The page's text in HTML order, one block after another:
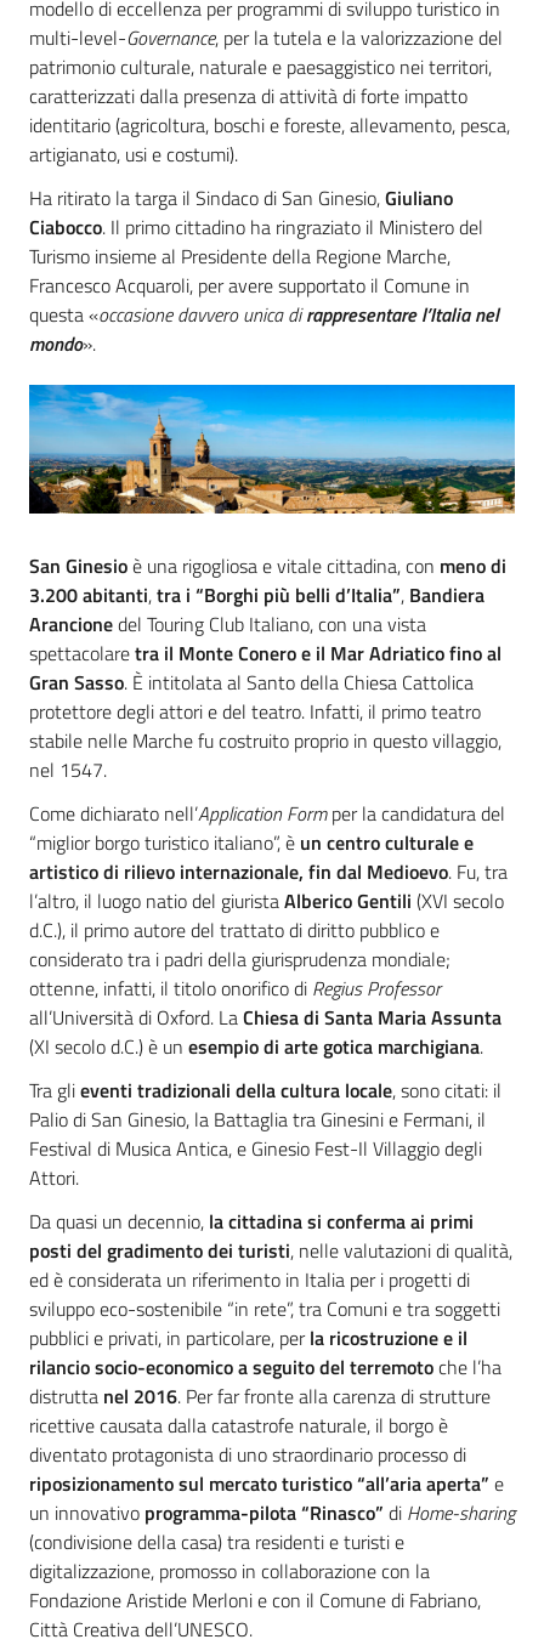
modello di eccellenza per programmi di sviluppo turistico in
multi-level-Governance, per la tutela e la valorizzazione del
patrimonio culturale, naturale e paesaggistico nei territori,
caratterizzati dalla presenza di attività di forte impatto
identitario (agricoltura, boschi e foreste, allevamento, pesca,
artigianato, usi e costumi).
Ha ritirato la targa il Sindaco di San Ginesio,Giuliano
Ciabocco. Il primo cittadino ha ringraziato il Ministero del
Turismo insieme al Presidente della Regione Marche,
Francesco Acquaroli, per avere supportato il Comune in
questa «occasione davvero unica dirappresentare l’Italia nel
mondo».
San Ginesioè una rigogliosa e vitale cittadina, con meno di
3.200 abitanti,tra i “Borghi più belli d’Italia”, Bandiera
Arancionedel Touring Club Italiano, con una vista
spettacolaretra il Monte Conero e il Mar Adriatico fino al
Gran Sasso. È intitolata al Santo della Chiesa Cattolica
protettore degli attori e del teatro. Infatti, il primo teatro
stabile nelle Marche fu costruito proprio in questo villaggio,
nel 1547.
Come dichiarato nell’Application Formper la candidatura del
“miglior borgo turistico italiano”, è un centro culturale e
artistico di rilievo internazionale, fin dal Medioevo. Fu, tra
l’altro, il luogo natio del giuristaAlberico Gentili (XVI secolo
d.C.), il primo autore del trattato di diritto pubblico e
considerato tra i padri della giurisprudenza mondiale;
ottenne, infatti, il titolo onorifico di Regius Professor
all’Università di Oxford. LaChiesa di Santa Maria Assunta
(XI secolo d.C.) è un esempio di arte gotica marchigiana.
Tra glieventi tradizionali della cultura locale, sono citati: il
Palio di San Ginesio, la Battaglia tra Ginesini e Fermani, il
Festival di Musica Antica, e Ginesio Fest-Il Villaggio degli
Attori.
Da quasi un decennio, la cittadina si confermaai primi
posti del gradimento dei turisti, nelle valutazioni di qualità,
ed è considerata un riferimento in Italia per i progetti di
sviluppo eco-sostenibile “in rete”, tra Comuni e tra soggetti
pubblici e privati, in particolare, perla ricostruzione e il
rilancio socio-economico a seguito del terremotoche l’ha
distrutta nel 2016. Per far fronte alla carenza di strutture
ricettive causata dalla catastrofe naturale, il borgo è
diventato protagonista di uno straordinario processo di
riposizionamento sul mercato turistico “all’aria aperta” e
un innovativo programma-pilota“Rinasco” di Home-sharing
(condivisione della casa) tra residenti e turisti e
digitalizzazione, promosso in collaborazione con la
Fondazione Aristide Merloni e con il Comune di Fabriano,
Città Creativa dell’UNESCO.